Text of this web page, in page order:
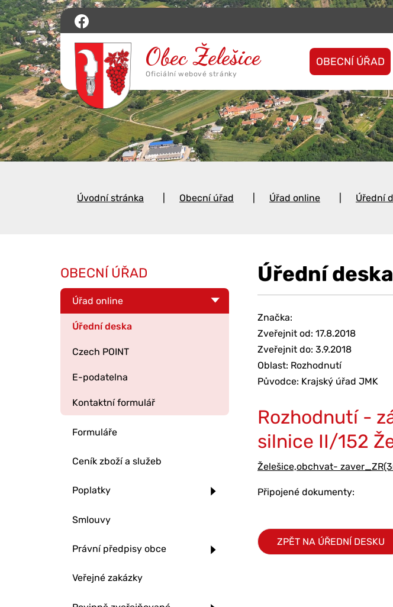
OBECNÍ ÚŘAD
Úvodní stránka Obecní úřad Úřad online Úřední
Úřední deska
Značka:
Zveřejnit od: 17.8.2018
Zveřejnit do: 3.9.2018
Oblast: Rozhodnutí
Původce: Krajský úřad JMK
Rozhodnutí -
silnice II/152
Želešice,obchvat-
Připojené dokumenty:
ZPĚT NA ÚŘEDNÍ DESKU
OBECNÍ ÚŘAD
Úřad online
Úřední deska
Czech POINT
E-podatelna
Kontaktní formulář
Formuláře
Ceník zboží a služeb
Poplatky
Smlouvy
Právní předpisy obce
Veřejné zakázky